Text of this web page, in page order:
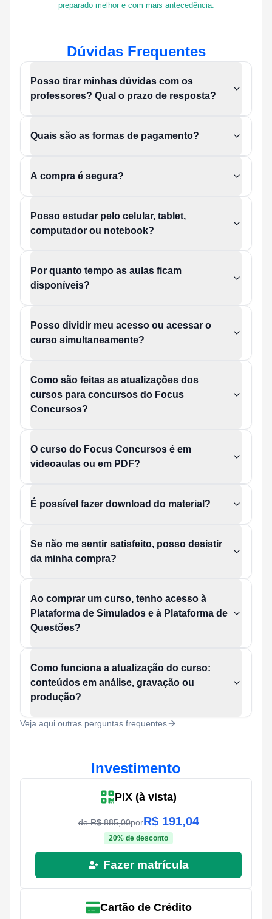
preparado melhor e com mais antecedência.
Dúvidas Frequentes
Posso tirar minhas dúvidas com os
professores? Qual o prazo de resposta?
Quais são as formas de pagamento?
A compra é segura?
Posso estudar pelo celular, tablet,
computador ou notebook?
Por quanto tempo as aulas ficam
disponíveis?
Posso dividir meu acesso ou acessar o
curso simultaneamente?
Como são feitas as atualizações dos
cursos para concursos do Focus
Concursos?
O curso do Focus Concursos é em
videoaulas ou em PDF?
É possível fazer download do material?
Se não me sentir satisfeito, posso desistir
da minha compra?
Ao comprar um curso, tenho acesso à
Plataforma de Simulados e à Plataforma de
Questões?
Como funciona a atualização do curso:
conteúdos em análise, gravação ou
produção?
Veja aqui outras perguntas frequentes
Investimento
PIX (à vista)
de R$885,00porR$ 191,04
20% de desconto
Fazer matrícula
Cartão de Crédito